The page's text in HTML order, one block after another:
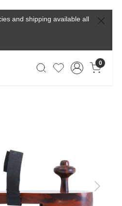
and shipping available all
0
Next